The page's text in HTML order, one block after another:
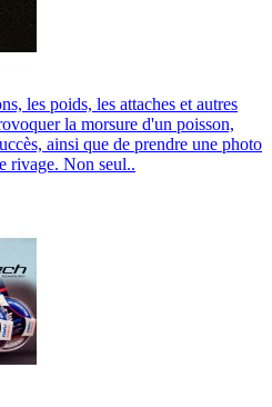
les poids, les attaches et autres
la morsure d'un poisson,
ainsi que de prendre une photo
rivage. Non seul..